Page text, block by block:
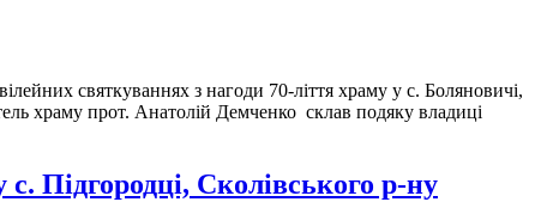
святкуваннях з нагоди 70-ліття храму у с. Боляновичі,
храму прот. Анатолій Демченко склав подяку владиці
Підгородці, Сколівського р-ну